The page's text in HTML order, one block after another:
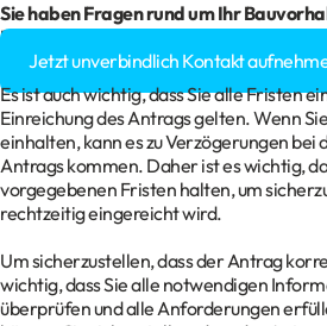
Sie haben Fragen rund um Ihr
Baugenehmigung?
Jetzt unverbindlich Kontakt
Es ist auch wichtig, dass Sie alle Fristen
Einreichung des Antrags gelten. Wenn
einhalten, kann es zu Verzögerungen bei
Antrags kommen. Daher ist es wichtig,
vorgegebenen Fristen halten, um
rechtzeitig eingereicht wird.
Um sicherzustellen, dass der Antrag
wichtig, dass Sie alle notwendigen
überprüfen und alle Anforderungen